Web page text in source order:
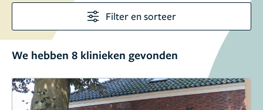
Filter en sorteer
We hebben 8 klinieken gevonden